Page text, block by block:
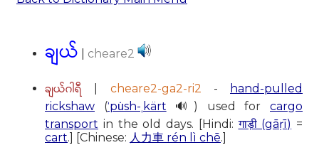
ချယ် cheare2
ချယ်ဂါရီ cheare2-ga2-ri2 -
hand-pulled
rickshaw (ˈpu̇sh-ˌkärt 🔊) used forcargo
transport in the old days. [Hindi:गाड़ी (gāṛī) =
cart.] [Chinese: 人力車 rén lì chē.]